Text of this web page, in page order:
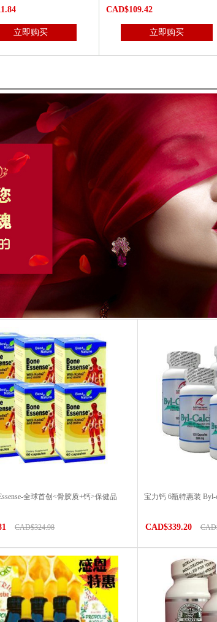
立即购买
CAD$246.19
立即购买
全球首创<骨胶质+钙>保健品
CAD$324.98
宝力钙 6瓶特惠装 Byl-
CAD$339.20